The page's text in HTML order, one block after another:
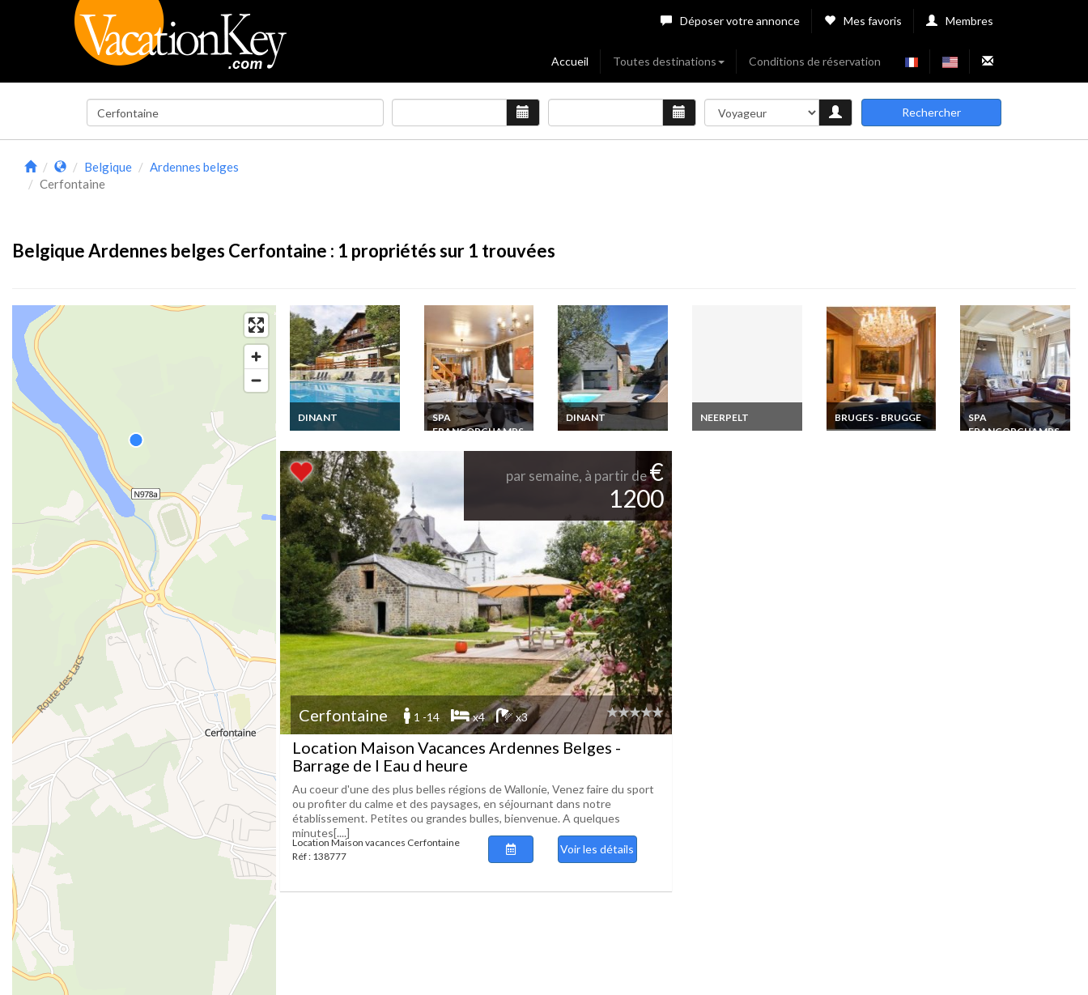
Déposer votre annonce Mes favoris Membres
Accueil Toutes destinations Conditions de réservation
Rechercher
Belgique
Ardennes belges
Cerfontaine
Belgique Ardennes belges Cerfontaine : 1 propriétés sur 1 trouvées
DINANT
Location Maison
Belges avec Piscine
Sauna et Jacuzzi
SPA
FRANCORCHAMPS
Location Maison
DINANT
Location Maison
NEERPELT
Location de maison
BRUGES - BRUGGE
Location
SPA
FRANCORCHAMPS
par semaine, à partir de€
1200
Cerfontaine 1 -14 x4 x3
Location Maison Vacances Ardennes Belges -
Barrage de l Eau d heure
Au coeur d'une des plus belles régions de Wallonie, Venez faire du sport
ou profiter du calme et des paysages, en séjournant dans notre
établissement. Petites ou grandes bulles, bienvenue. A quelques
minutes[....]
Location Maison vacances Cerfontaine
Réf : 138777
Voir les détails